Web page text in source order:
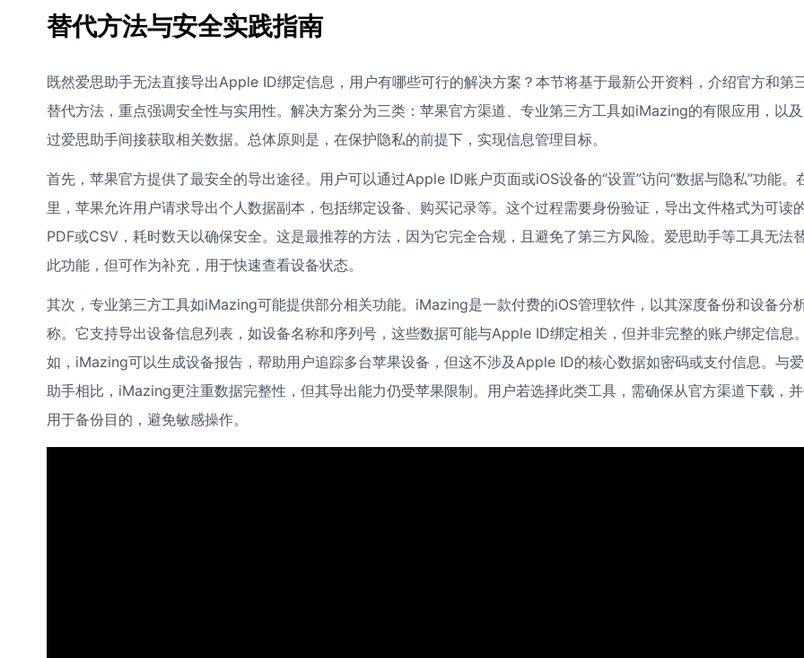
替代方法与安全实践指南
既然爱思助手无法直接导出Apple ID绑定信息，用户有哪些可行的解决方案？本节将基于最新公开资料，介绍官方和第
替代方法，重点强调安全性与实用性。解决方案分为三类：苹果官方渠道、专业第三方工具如iMazing的有限应用，以
过爱思助手间接获取相关数据。总体原则是，在保护隐私的前提下，实现信息管理目标。
首先，苹果官方提供了最安全的导出途径。用户可以通过Apple ID账户页面或iOS设备的“设置”访问“数据与隐私”功能。
里，苹果允许用户请求导出个人数据副本，包括绑定设备、购买记录等。这个过程需要身份验证，导出文件格式为可读
PDF或CSV，耗时数天以确保安全。这是最推荐的方法，因为它完全合规，且避免了第三方风险。爱思助手等工具无法
此功能，但可作为补充，用于快速查看设备状态。
其次，专业第三方工具如iMazing可能提供部分相关功能。iMazing是一款付费的iOS管理软件，以其深度备份和设备分
称。它支持导出设备信息列表，如设备名称和序列号，这些数据可能与Apple ID绑定相关，但并非完整的账户绑定信息
如，iMazing可以生成设备报告，帮助用户追踪多台苹果设备，但这不涉及Apple ID的核心数据如密码或支付信息。与
助手相比，iMazing更注重数据完整性，但其导出能力仍受苹果限制。用户若选择此类工具，需确保从官方渠道下载，
用于备份目的，避免敏感操作。